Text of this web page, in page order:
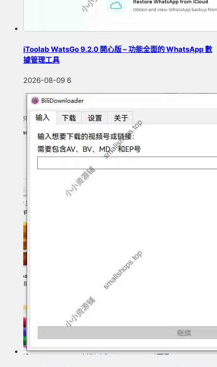
iToolab WatsGo 9.2.0 開心版 – 功能全面的 WhatsApp 數
據管理工具
2026-08-09 6